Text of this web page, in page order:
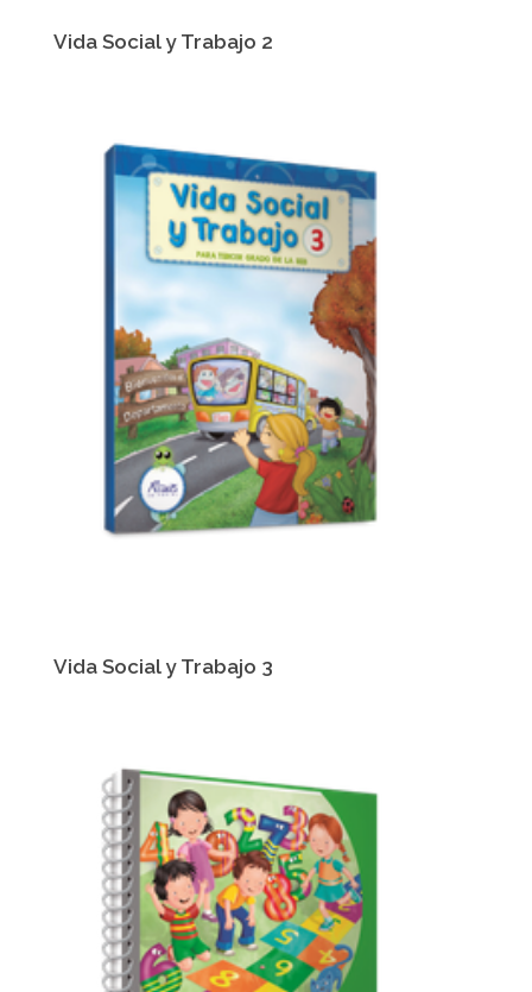
Vida Social y Trabajo 2
Vida Social y Trabajo 3